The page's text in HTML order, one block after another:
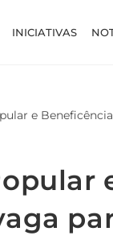
INICIATIVAS